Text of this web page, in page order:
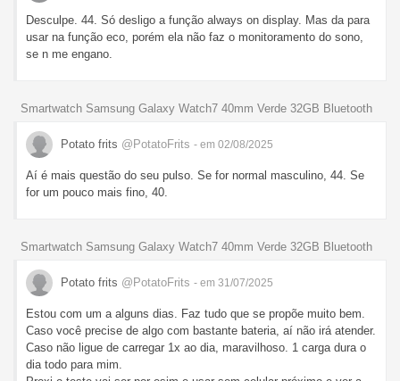
Desculpe. 44. Só desligo a função always on display. Mas da para
usar na função eco, porém ela não faz o monitoramento do sono,
se n me engano.
Smartwatch Samsung Galaxy Watch7 40mm Verde 32GB Bluetooth
Potato frits @PotatoFrits - em 02/08/2025
Aí é mais questão do seu pulso. Se for normal masculino, 44. Se
for um pouco mais fino, 40.
Smartwatch Samsung Galaxy Watch7 40mm Verde 32GB Bluetooth
Potato frits @PotatoFrits - em 31/07/2025
Estou com um a alguns dias. Faz tudo que se propõe muito bem.
Caso você precise de algo com bastante bateria, aí não irá atender.
Caso não ligue de carregar 1x ao dia, maravilhoso. 1 carga dura o
dia todo para mim.